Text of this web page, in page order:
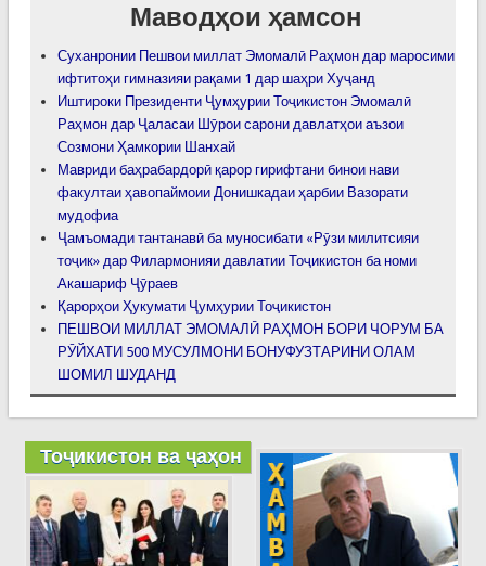
Маводҳои ҳамсон
Суханронии Пешвои миллат Эмомалӣ Раҳмон дар маросими
ифтитоҳи гимназияи рақами 1 дар шаҳри Хуҷанд
Иштироки Президенти Ҷумҳурии Тоҷикистон Эмомалӣ
Раҳмон дар Ҷаласаи Шӯрои сарони давлатҳои аъзои
Созмони Ҳамкории Шанхай
Мавриди баҳрабардорӣ қарор гирифтани бинои нави
факултаи ҳавопаймоии Донишкадаи ҳарбии Вазорати
мудофиа
Ҷамъомади тантанавӣ ба муносибати «Рӯзи милитсияи
тоҷик» дар Филармонияи давлатии Тоҷикистон ба номи
Акашариф Ҷӯраев
Қарорҳои Ҳукумати Ҷумҳурии Тоҷикистон
ПЕШВОИ МИЛЛАТ ЭМОМАЛӢ РАҲМОН БОРИ ЧОРУМ БА
РӮЙХАТИ 500 МУСУЛМОНИ БОНУФУЗТАРИНИ ОЛАМ
ШОМИЛ ШУДАНД
Тоҷикистон ва ҷаҳон